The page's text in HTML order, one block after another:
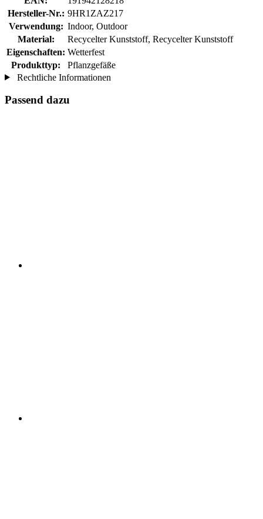
Hersteller-Nr.: 9HR1ZAZ217
Verwendung: Indoor, Outdoor
Material:
Recycelter Kunststoff, Recycelter Kunststoff
Eigenschaften: Wetterfest
Produkttyp:
Pflanzgefäße
Rechtliche Informationen
Passend dazu